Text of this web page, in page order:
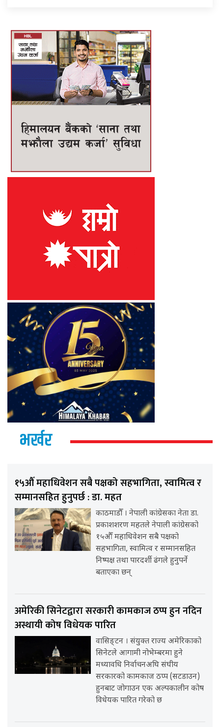
भर्खर
१५औँ महाधिवेशन सबै पक्षको सहभागिता, स्वामित्व र
सम्मानसहित हुनुपर्छ : डा. महत
काठमाडौँ । नेपाली कांग्रेसका नेता डा.
प्रकाशशरण महतले नेपाली कांग्रेसको
१५औँ महाधिवेशन सबै पक्षको
सहभागिता, स्वामित्व र सम्मानसहित
निष्पक्ष तथा पारदर्शी ढंगले हुनुपर्ने
बताएका छन्
अमेरिकी सिनेटद्वारा सरकारी कामकाज ठप्प हुन नदिन
अस्थायी कोष विधेयक पारित
वासिङ्टन । संयुक्त राज्य अमेरिकाको
सिनेटले आगामी नोभेम्बरमा हुने
मध्यावधि निर्वाचनअघि संघीय
सरकारको कामकाज ठप्प (सटडाउन)
हुनबाट जोगाउन एक अल्पकालीन कोष
विधेयक पारित गरेको छ